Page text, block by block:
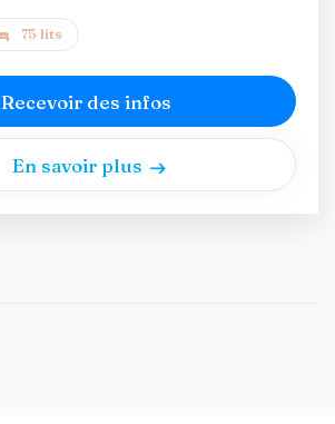
75 lits
Recevoir des infos
En savoir plus